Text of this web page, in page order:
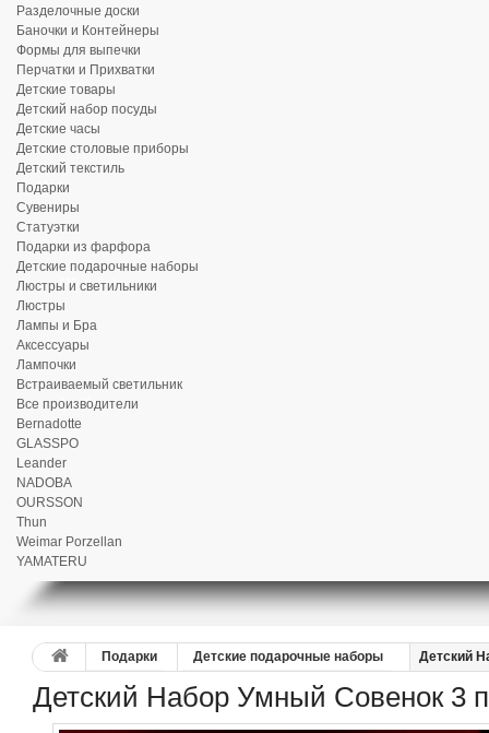
Разделочные доски
Баночки и Контейнеры
Формы для выпечки
Перчатки и Прихватки
Детские товары
Детский набор посуды
Детские часы
Детские столовые приборы
Детский текстиль
Подарки
Сувениры
Статуэтки
Подарки из фарфора
Детские подарочные наборы
Люстры и светильники
Люстры
Лампы и Бра
Аксессуары
Лампочки
Встраиваемый светильник
Все производители
Bernadotte
GLASSPO
Leander
NADOBA
OURSSON
Thun
Weimar Porzellan
YAMATERU
Подарки Детские подарочные наборы Детский
Детский Набор Умный Совенок 3